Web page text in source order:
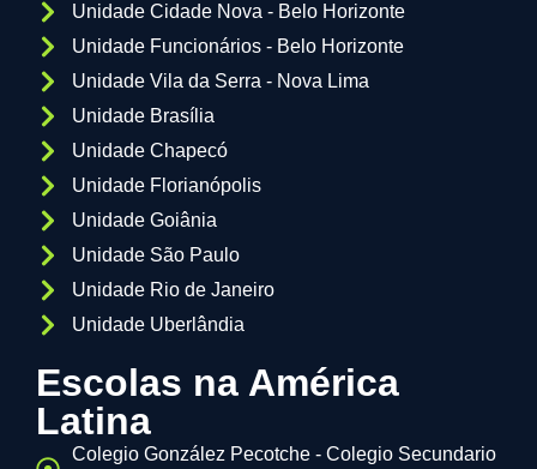
Unidade Cidade Nova - Belo Horizonte
Unidade Funcionários - Belo Horizonte
Unidade Vila da Serra - Nova Lima
Unidade Brasília
Unidade Chapecó
Unidade Florianópolis
Unidade Goiânia
Unidade São Paulo
Unidade Rio de Janeiro
Unidade Uberlândia
Escolas na América
Latina
Colegio González Pecotche - Colegio Secundario